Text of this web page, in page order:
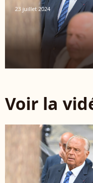
23 juillet 2024
Voir la